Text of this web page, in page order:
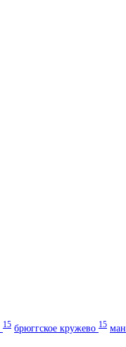
15 брюггское кружево 15